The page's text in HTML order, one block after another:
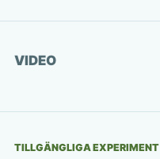
VIDEOSe video
TILLGÄNGLIGA EXPERIMENT